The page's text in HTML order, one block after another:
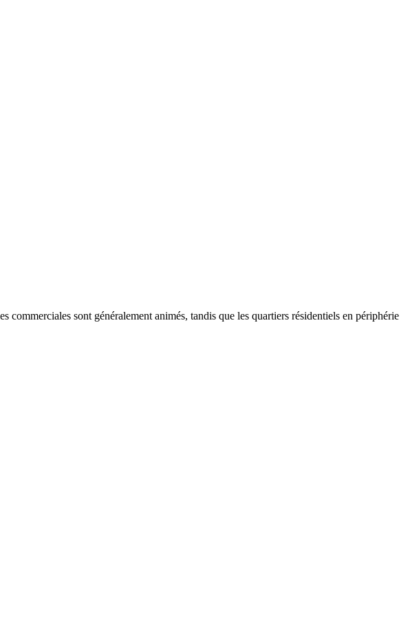
sont généralement animés, tandis que les quartiers résidentiels en périphérie